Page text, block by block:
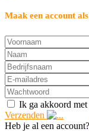
Maak een account
Ik ga akkoord met
Verzenden
Heb je al een account?